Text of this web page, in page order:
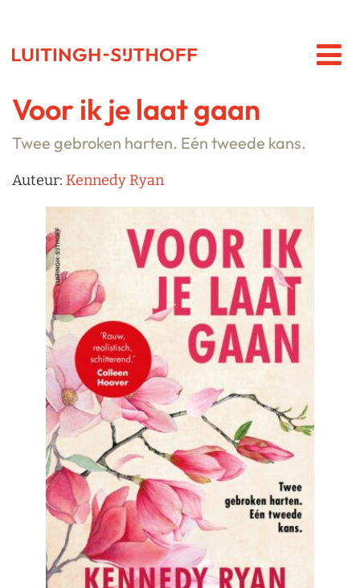
Voor ik je laat gaan
Twee gebroken harten. Eén tweede kans.
Auteur: Kennedy Ryan